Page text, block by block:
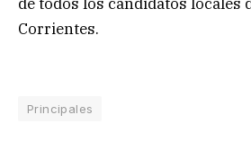
Corrientes.
Principales